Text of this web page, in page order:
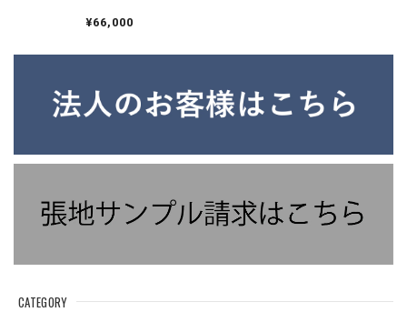
CATEGORY
グチェア アイアンチ
リア 国産家具
¥66,000